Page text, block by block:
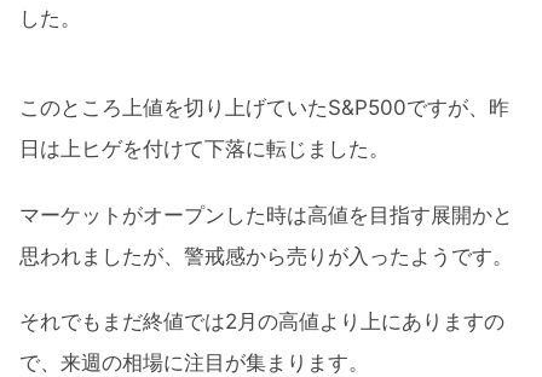
した。
このところ上値を切り上げていたS&P500ですが、昨
日は上ヒゲを付けて下落に転じました。
マーケットがオープンした時は高値を目指す展開かと
思われましたが、警戒感から売りが入ったようです。
それでもまだ終値では2月の高値より上にありますの
で、来週の相場に注目が集まります。